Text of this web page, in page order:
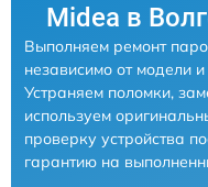
Midea в
Выполняем ремонт
независимо от модели
Устраняем поломки,
используем
проверку устройства
гарантию на